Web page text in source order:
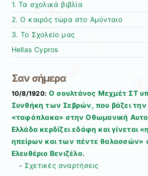
1. Τα σχολικά βιβλία
2. Ο καιρός τώρα στο Αμύνταιο
3. Το Σχολείο μας
Hellas Cypros
Σαν σήμερα
10/8/1920:Ο σουλτάνος Μεχμέτ ΣΤ
Συνθήκη των Σεβρών, που βάζει την
«ταφόπλακα» στην Οθωμανική
Ελλάδα κερδίζει εδάφη και γίνεται
ηπείρων και των πέντε θαλασσών»
Ελευθέριο Βενιζέλο.
- Σχετικές αναρτήσεις